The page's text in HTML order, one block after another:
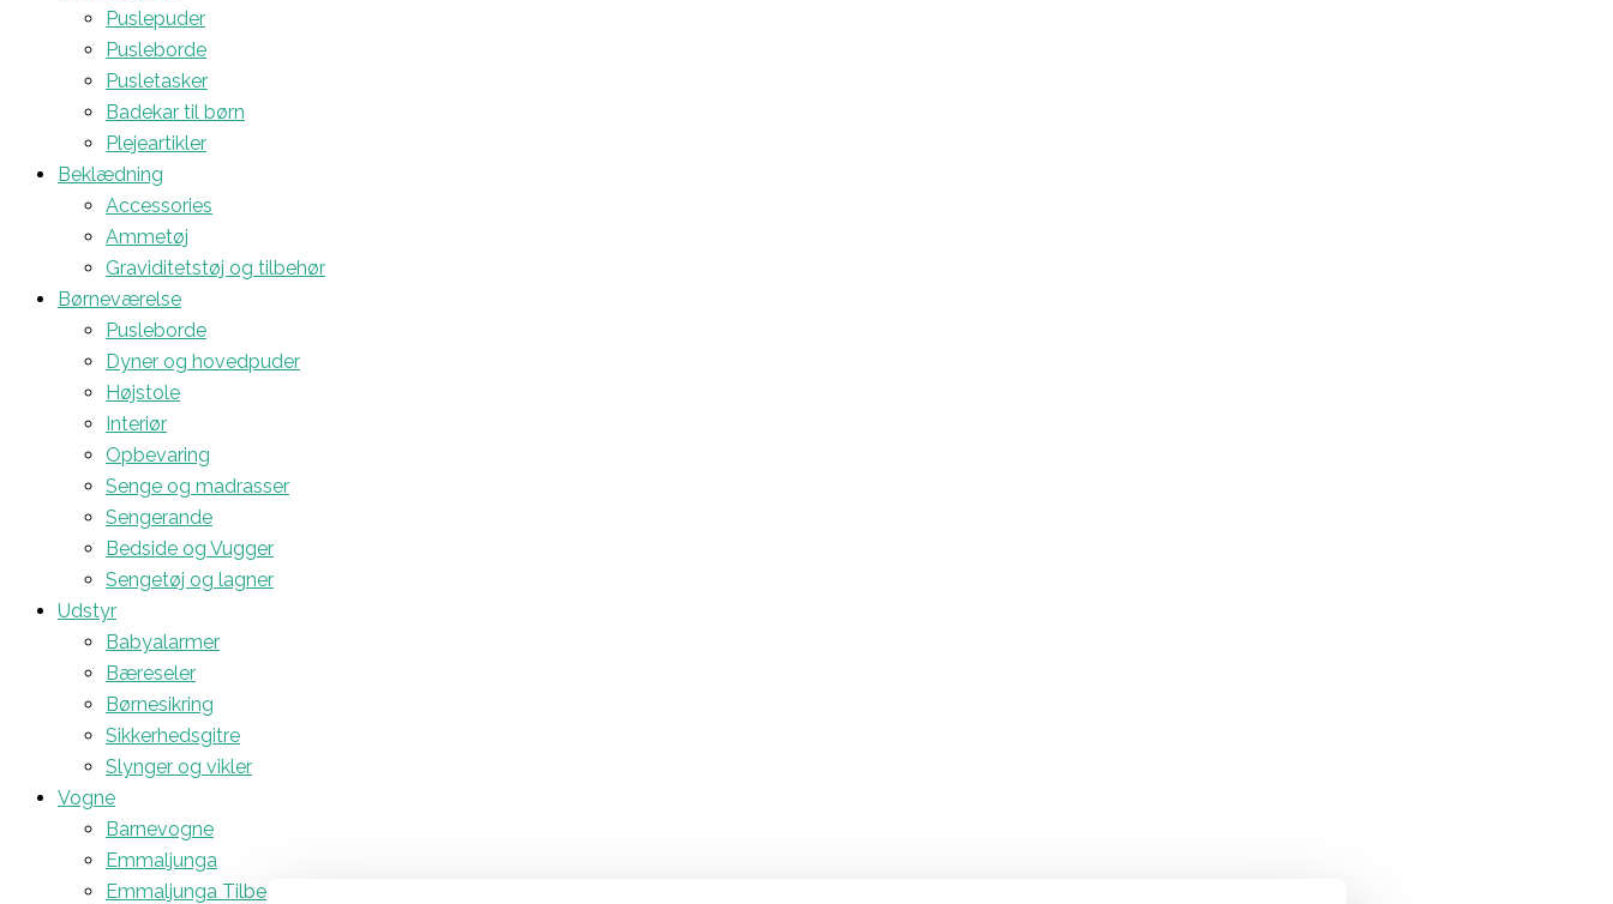
Puslepuder
Pusleborde
Pusletasker
Badekar til børn
Plejeartikler
Beklædning
Accessories
Ammetøj
Graviditetstøj og tilbehør
Børneværelse
Pusleborde
Dyner og hovedpuder
Højstole
Interiør
Opbevaring
Senge og madrasser
Sengerande
Bedside og Vugger
Sengetøj og lagner
Udstyr
Babyalarmer
Bæreseler
Børnesikring
Sikkerhedsgitre
Slynger og vikler
Vogne
Barnevogne
Emmaljunga
Emmaljunga Tilbehør